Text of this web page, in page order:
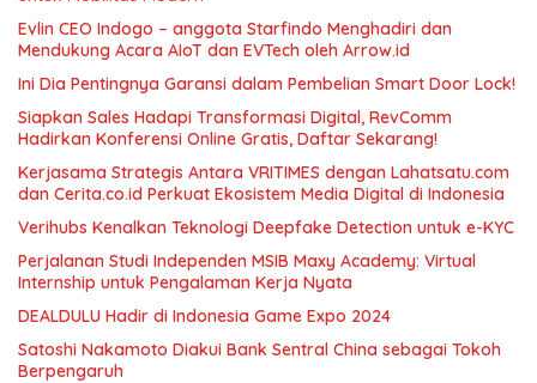
Evlin CEO Indogo – anggota Starfindo Menghadiri dan
Mendukung Acara AIoT dan EVTech oleh Arrow.id
Ini Dia Pentingnya Garansi dalam Pembelian Smart Door Lock!
Siapkan Sales Hadapi Transformasi Digital, RevComm
Hadirkan Konferensi Online Gratis, Daftar Sekarang!
Kerjasama Strategis Antara VRITIMES dengan Lahatsatu.com
dan Cerita.co.id Perkuat Ekosistem Media Digital di Indonesia
Verihubs Kenalkan Teknologi Deepfake Detection untuk e-KYC
Perjalanan Studi Independen MSIB Maxy Academy: Virtual
Internship untuk Pengalaman Kerja Nyata
DEALDULU Hadir di Indonesia Game Expo 2024
Satoshi Nakamoto Diakui Bank Sentral China sebagai Tokoh
Berpengaruh